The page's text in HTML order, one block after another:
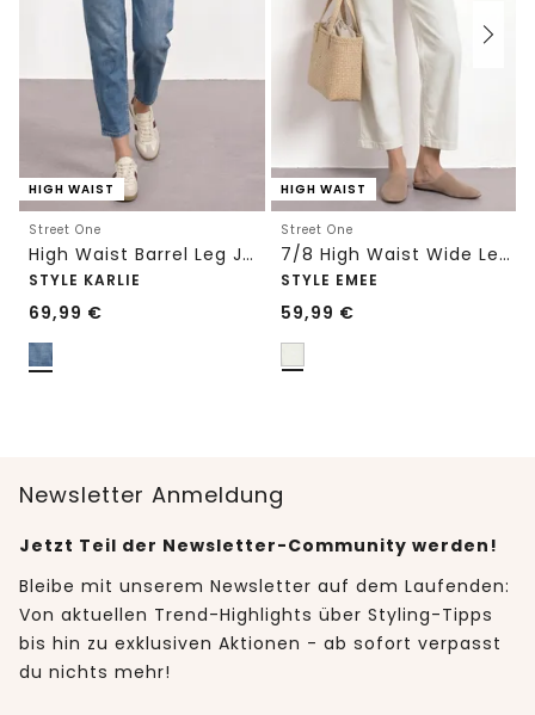
HIGH WAIST
Street One
High Waist Barrel Leg Jeans im Loose Fit
STYLE KARLIE
69,99 €
HIGH WAIST
Street One
7/8 High Waist Wide Leg Jeans im Loose Fit
STYLE EMEE
59,99 €
Newsletter Anmeldung
Jetzt Teil der Newsletter-Community werden!
Bleibe mit unserem Newsletter auf dem Laufenden:
Von aktuellen Trend-Highlights über Styling-Tipps
bis hin zu exklusiven Aktionen - ab sofort verpasst
du nichts mehr!